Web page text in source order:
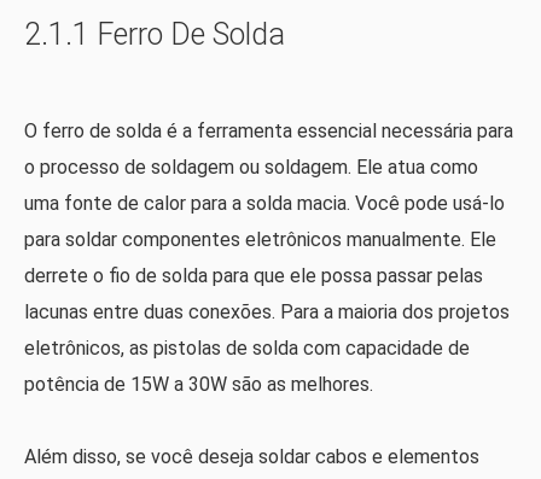
2.1.1 Ferro De Solda
O ferro de solda é a ferramenta essencial necessária para
o processo de soldagem ou soldagem. Ele atua como
uma fonte de calor para a solda macia. Você pode usá-lo
para soldar componentes eletrônicos manualmente. Ele
derrete o fio de solda para que ele possa passar pelas
lacunas entre duas conexões. Para a maioria dos projetos
eletrônicos, as pistolas de solda com capacidade de
potência de 15W a 30W são as melhores.
Além disso, se você deseja soldar cabos e elementos